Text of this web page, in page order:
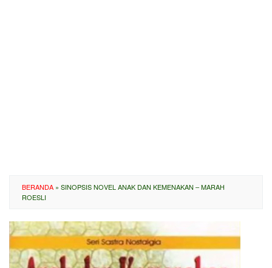
BERANDA » SINOPSIS NOVEL ANAK DAN KEMENAKAN – MARAH
ROESLI